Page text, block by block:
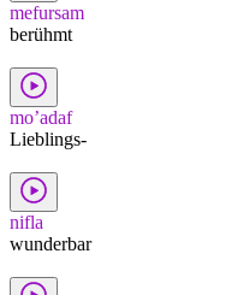
mefursam
berühmt
mo’adaf
Lieblings-
nifla
wunderbar